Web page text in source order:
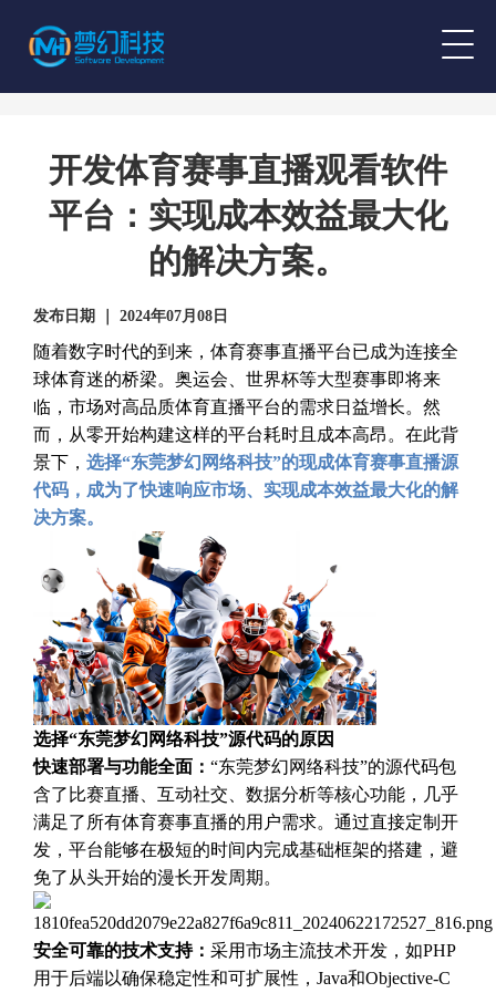
开发体育赛事直播观看软件
平台：实现成本效益最大化
的解决方案。
发布日期 ｜ 2024年07月08日
随着数字时代的到来，体育赛事直播平台已成为连接全
球体育迷的桥梁。奥运会、世界杯等大型赛事即将来
临，市场对高品质体育直播平台的需求日益增长。然
而，从零开始构建这样的平台耗时且成本高昂。在此背
景下， 选择“东莞梦幻网络科技”的现成体育赛事直播源
代码，成为了快速响应市场、实现成本效益最大化的解
决方案。
选择“东莞梦幻网络科技”源代码的原因
快速部署与功能全面： “东莞梦幻网络科技”的源代码包
含了比赛直播、互动社交、数据分析等核心功能，几乎
满足了所有体育赛事直播的用户需求。通过直接定制开
发，平台能够在极短的时间内完成基础框架的搭建，避
免了从头开始的漫长开发周期。
安全可靠的技术支持： 采用市场主流技术开发，如PHP
用于后端以确保稳定性和可扩展性，Java和Objective-C